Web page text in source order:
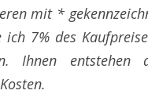
mit *
ich 7% des
Ihnen entstehen